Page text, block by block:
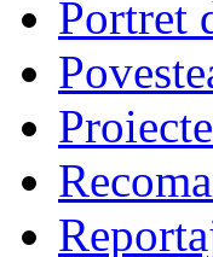
Portret